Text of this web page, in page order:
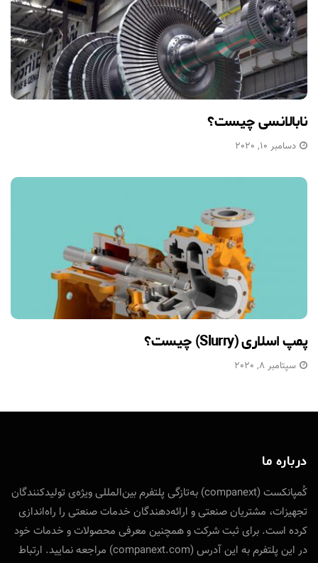
نابالانسی چیست؟
دسامبر 10, 2020
پمپ اسلاری (Slurry) چیست؟
سپتامبر 8, 2020
درباره ما
کُمپانکست (companext) به‌تازگی پلتفرم بین‌المللی ویژه‌ی تولید‌کنندگان
تجهیزات، مشتریان صنعتی و ارائه‌دهندگان خدمات صنعتی را راه‌اندازی
کرده است. برای ثبت شرکت و همچنین معرفی محصولات و خدمات خود
در این پلتفرم به این آدرس (companext.com) مراجعه نمایید. ارتباط